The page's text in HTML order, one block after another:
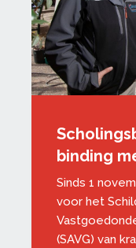
binding
Sinds 1
voor het
(SAVG) van